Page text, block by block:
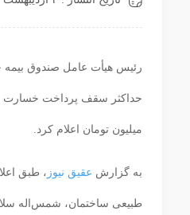
رئیس هیأت عامل صندوق بیمه
میلیون تومان اعلام کرد.
به گزارش عقیق نیوز ، طبق
طبیعی ساختمان، شمس‌اله